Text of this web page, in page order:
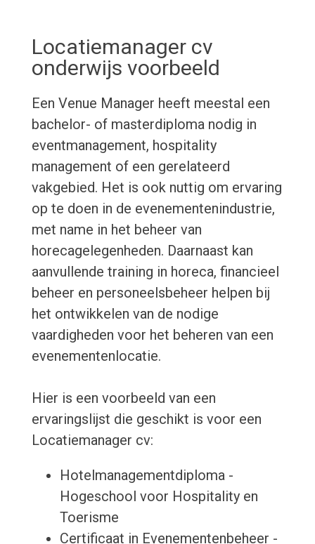
Locatiemanager cv
onderwijs voorbeeld
Een Venue Manager heeft meestal een
bachelor- of masterdiploma nodig in
eventmanagement, hospitality
management of een gerelateerd
vakgebied. Het is ook nuttig om ervaring
op te doen in de evenementenindustrie,
met name in het beheer van
horecagelegenheden. Daarnaast kan
aanvullende training in horeca, financieel
beheer en personeelsbeheer helpen bij
het ontwikkelen van de nodige
vaardigheden voor het beheren van een
evenementenlocatie.
Hier is een voorbeeld van een
ervaringslijst die geschikt is voor een
Locatiemanager cv:
Hotelmanagementdiploma -
Hogeschool voor Hospitality en
Toerisme
Certificaat in Evenementenbeheer -